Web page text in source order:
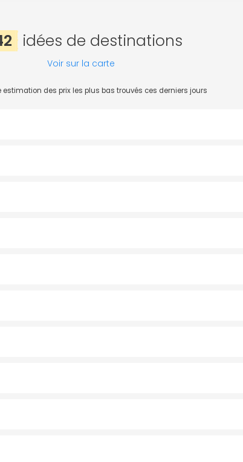
idées de destinations
Voir sur la carte
estimation des prix les plus bas trouvés ces derniers jours